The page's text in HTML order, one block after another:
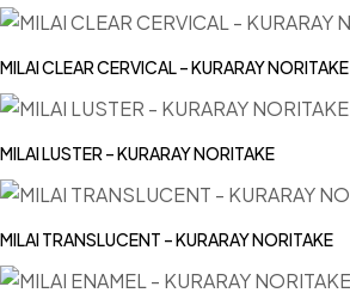
MILAI CLEAR CERVICAL – KURARAY NORITAKE
MILAI LUSTER – KURARAY NORITAKE
MILAI TRANSLUCENT – KURARAY NORITAKE